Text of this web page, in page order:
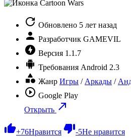
Обновлено 5 лет назад
Разработчик GAMEVIL
Версия 1.1.7
Требования Android 2.3
Жанр Игры / Аркады /
Google Play
Открыть
+76Нравится -5Не нравится